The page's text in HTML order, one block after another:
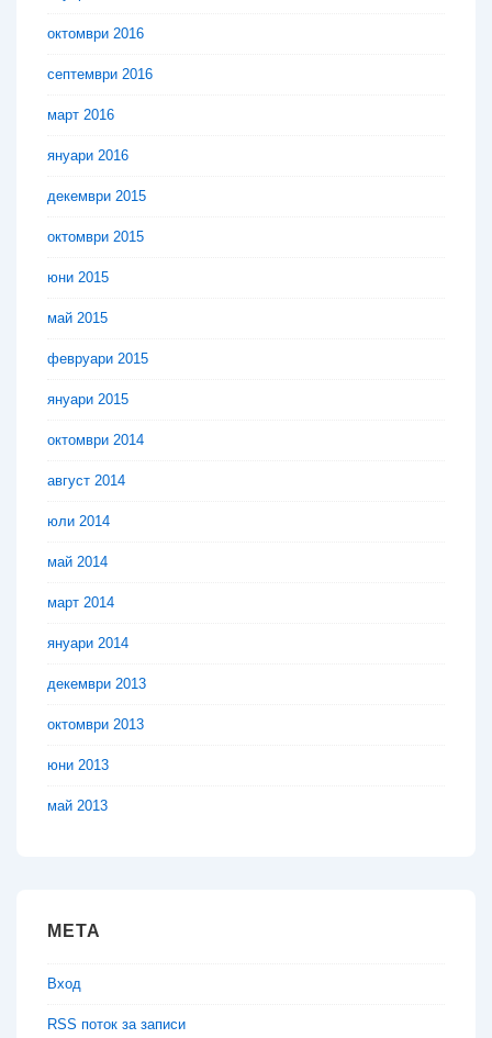
октомври 2016
септември 2016
март 2016
януари 2016
декември 2015
октомври 2015
юни 2015
май 2015
февруари 2015
януари 2015
октомври 2014
август 2014
юли 2014
май 2014
март 2014
януари 2014
декември 2013
октомври 2013
юни 2013
май 2013
МЕТА
Вход
RSS поток за записи